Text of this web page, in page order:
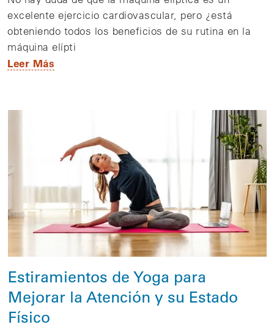
excelente ejercicio cardiovascular, pero ¿está
obteniendo todos los beneficios de su rutina en la
máquina elípti
Leer Más
Estiramientos de Yoga para
Mejorar la Atención y su Estado
Físico